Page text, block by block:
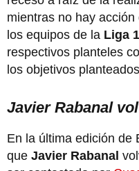
mientras no hay
los equipos de la Liga 1
respectivos planteles
los objetivos
Javier Rabanal
En la última edición de
que Javier Rabanal